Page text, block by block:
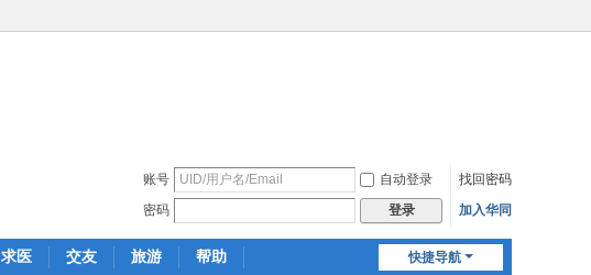
账号 自动登录
找回密码
密码
登录 加入华同
快捷导航
求医 交友 旅游 帮助